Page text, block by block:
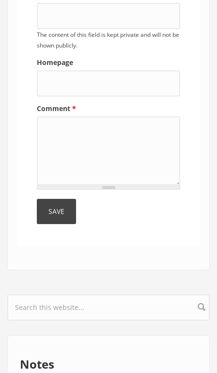
The content of this field is kept private and will not be
shown publicly.
Homepage
Comment *
Search form
Notes